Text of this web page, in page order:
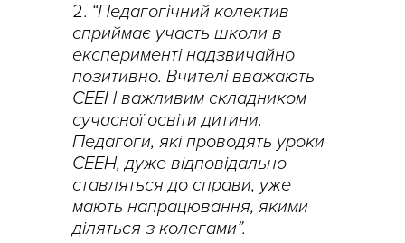
“Педагогічний колектив
сприймає участь школи в
експерименті надзвичайно
позитивно. Вчителі вважають
СЕЕН важливим складником
сучасної освіти дитини.
Педагоги, які проводять уроки
СЕЕН, дуже відповідально
ставляться до справи, уже
мають напрацювання, якими
діляться з колегами”.